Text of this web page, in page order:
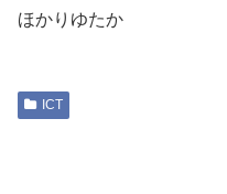
ほかりゆたか
ICT